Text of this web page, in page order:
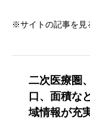
※サイトの記事を見
二次医療圏
口、面積な
域情報が充